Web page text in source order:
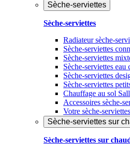
Sèche-serviettes
Sèche-serviettes
Radiateur sèche-
Sèche-serviettes
Sèche-serviettes
Sèche-serviettes eau
Sèche-serviettes
Sèche-serviettes
Chauffage au sol
Accessoires sèche-
Votre sèche-
Sèche-serviettes sur
Sèche-serviettes sur